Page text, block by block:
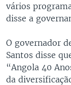
vários
disse a
O governador
Santos disse
“Angola 40
da